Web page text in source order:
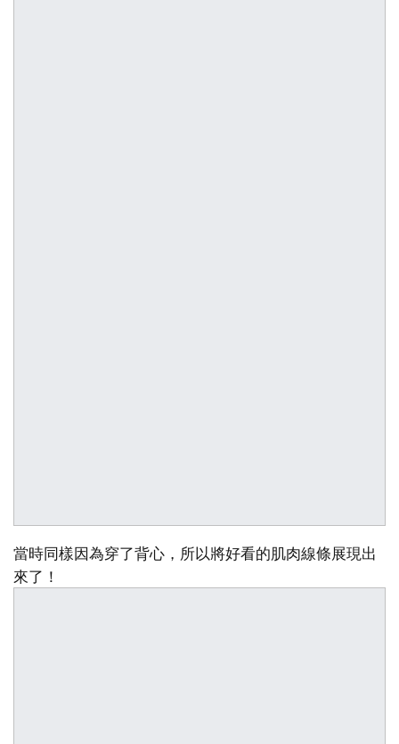
當時同樣因為穿了背心，所以將好看的肌肉線條展現出
來了！